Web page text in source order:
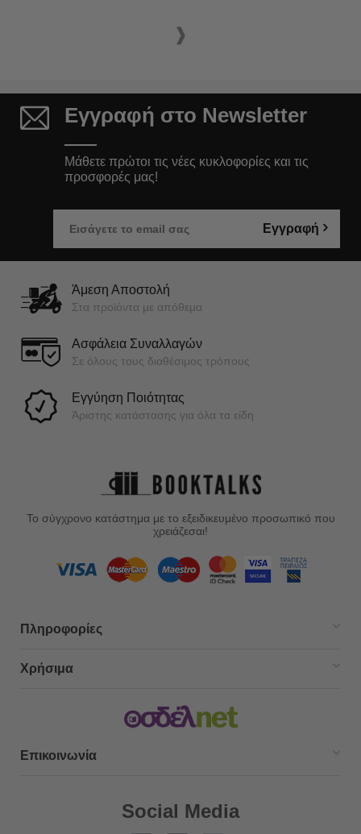
Εγγραφή στο Newsletter
Μάθετε πρώτοι τις νέες κυκλοφορίες και τις
προσφορές μας!
Εγγραφή
Άμεση Αποστολή
Στα προϊόντα με απόθεμα
Ασφάλεια Συναλλαγών
Σε όλους τους διαθέσιμος τρόπους
Εγγύηση Ποιότητας
Άριστης κατάστασης για όλα τα είδη
Το σύγχρονο κατάστημα με το εξειδικευμένο προσωπικό που
χρειάζεσαι!
Πληροφορίες
Χρήσιμα
Επικοινωνία
Social Media